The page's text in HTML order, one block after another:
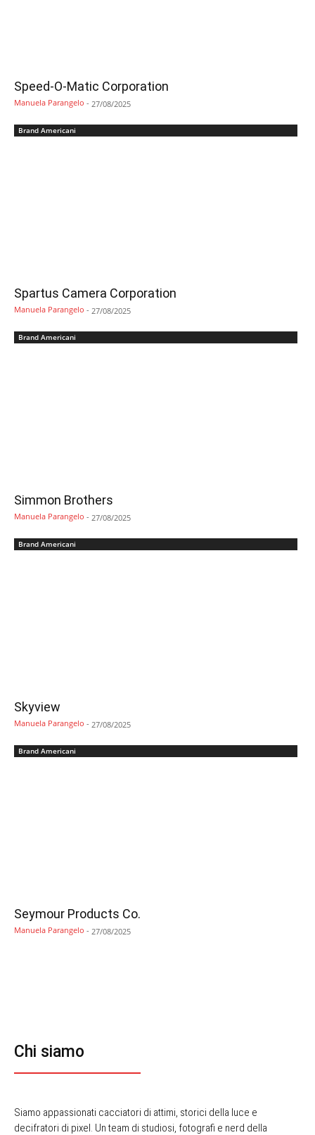
Speed-O-Matic Corporation
Manuela Parangelo - 27/08/2025
Brand Americani
Spartus Camera Corporation
Manuela Parangelo - 27/08/2025
Brand Americani
Simmon Brothers
Manuela Parangelo - 27/08/2025
Brand Americani
Skyview
Manuela Parangelo - 27/08/2025
Brand Americani
Seymour Products Co.
Manuela Parangelo - 27/08/2025
Chi siamo
Siamo appassionati cacciatori di attimi, storici della luce e
decifratori di pixel. Un team di studiosi, fotografi e nerd della